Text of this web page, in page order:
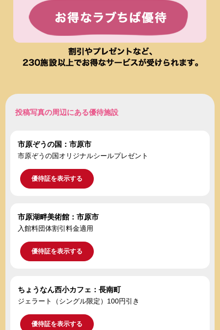
投稿写真の周辺にある優待施設
市原ぞうの国：市原市
市原ぞうの国オリジナルシールプレゼント
優待証を表示する
市原湖畔美術館：市原市
入館料団体割引料金適用
優待証を表示する
ちょうなん西小カフェ：長南町
ジェラート（シングル限定）100円引き
優待証を表示する